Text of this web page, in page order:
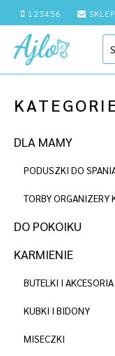
123456
DLA MAMY
PODUSZKI DO
TORBY ORGANIZERY
DO POKOIKU
KARMIENIE
BUTELKI I AKCESORIA
KUBKI I BIDONY
MISECZKI